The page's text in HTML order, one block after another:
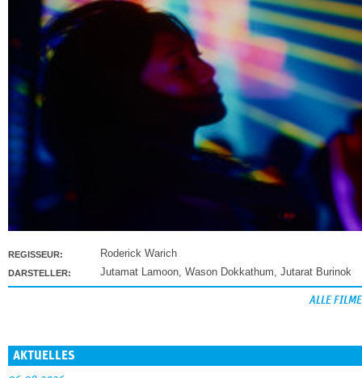
REGISSEUR: Roderick Warich
DARSTELLER: Jutamat Lamoon, Wason Dokkathum, Jutarat Burinok
ALLE FILME
AKTUELLES